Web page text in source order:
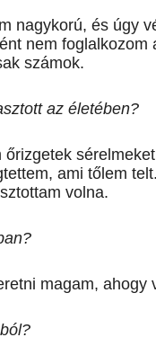
nagykorú, és úgy
nem
számok.
az életében?
ami tőlem
volna.
magam,